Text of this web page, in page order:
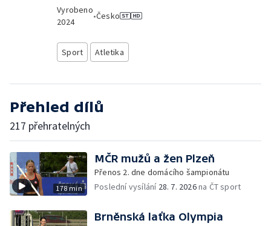
Vyrobeno
2024
•Česko
Sport Atletika
Přehled dílů
217 přehratelných
178 min
MČR mužů a žen Plzeň
Přenos 2. dne domácího šampionátu
Poslední vysílání 28. 7. 2026na ČT sport
Brněnská laťka Olympia